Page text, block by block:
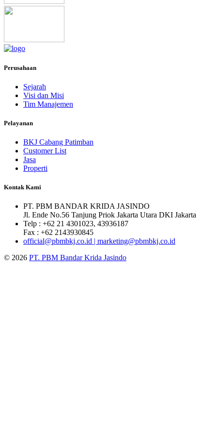
Perusahaan
Sejarah
Visi dan Misi
Tim Manajemen
Pelayanan
BKJ Cabang Patimban
Customer List
Jasa
Properti
Kontak Kami
PT. PBM BANDAR KRIDA JASINDO
Jl. Ende No.56 Tanjung Priok Jakarta Utara DKI Jakarta
Telp : +62 21 4301023, 43936187
Fax : +62 2143930845
official@pbmbkj.co.id | marketing@pbmbkj.co.id
© 2026 PT. PBM Bandar Krida Jasindo